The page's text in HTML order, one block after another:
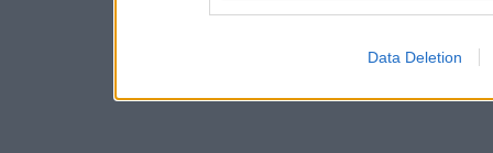
Data Deletion